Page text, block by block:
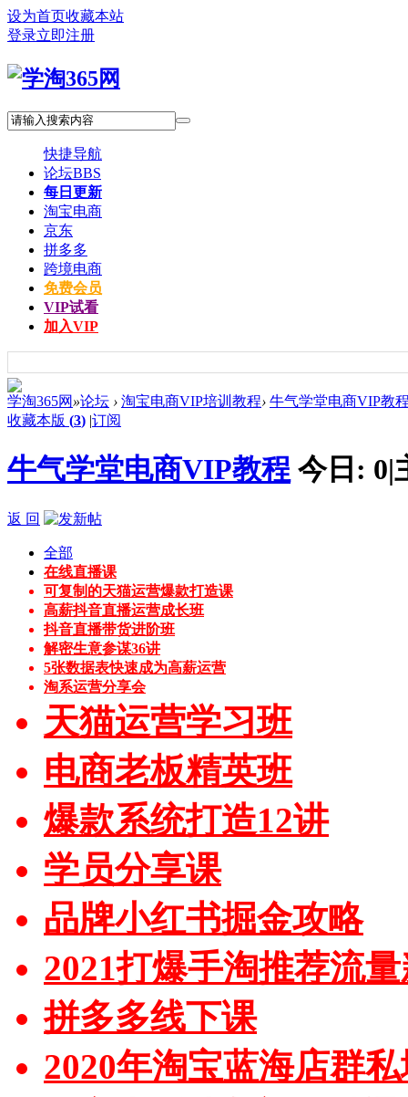
设为首页收藏本站
登录立即注册
快捷导航
论坛BBS
每日更新
淘宝电商
京东
拼多多
跨境电商
免费会员
VIP试看
加入VIP
学淘365网 »论坛 › 淘宝电商VIP培训教程› 牛气学堂电商VIP教
收藏本版 (3) |订阅
牛气学堂电商VIP教程 今日: 0|
返 回
全部
在线直播课
可复制的天猫运营爆款打造课
高薪抖音直播运营成长班
抖音直播带货进阶班
解密生意参谋36讲
5张数据表快速成为高薪运营
淘系运营分享会
天猫运营学习班
电商老板精英班
爆款系统打造12讲
学员分享课
品牌小红书掘金攻略
2021打爆手淘推荐流
拼多多线下课
2020年淘宝蓝海店群